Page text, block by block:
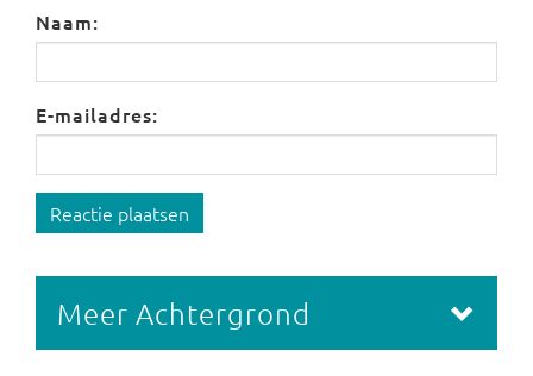
Naam:
E-mailadres:
Reactie plaatsen
Meer Achtergrond